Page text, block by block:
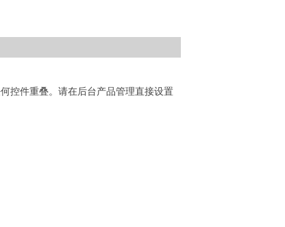
控件重叠。请在后台产品管理直接设置